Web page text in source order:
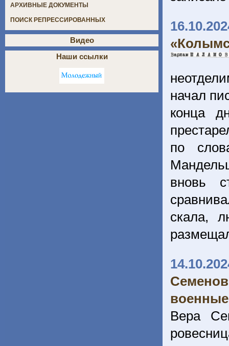
начал
конца
по
вновь
скала,
Вера
АРХИВНЫЕ ДОКУМЕНТЫ
ПОИСК РЕПРЕССИРОВАННЫХ
Видео
Наши ссылки